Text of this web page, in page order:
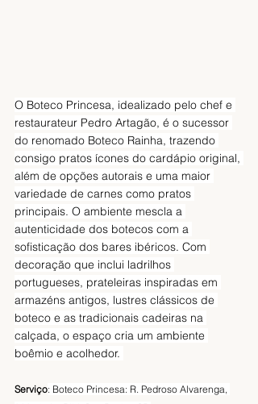
O Boteco Princesa, idealizado pelo chef e
restaurateur Pedro Artagão, é o sucessor
do renomado Boteco Rainha, trazendo
consigo pratos ícones do cardápio original,
além de opções autorais e uma maior
variedade de carnes como pratos
principais. O ambiente mescla a
autenticidade dos botecos com a
sofisticação dos bares ibéricos. Com
decoração que inclui ladrilhos
portugueses, prateleiras inspiradas em
armazéns antigos, lustres clássicos de
boteco e as tradicionais cadeiras na
calçada, o espaço cria um ambiente
boêmio e acolhedor.
Serviço: Boteco Princesa: R. Pedroso Alvarenga,